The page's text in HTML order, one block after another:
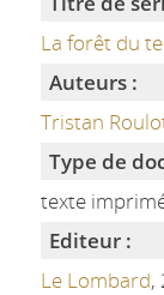
La forêt du
Auteurs :
Tristan
Type de
texte
Editeur :
Le Lombard,